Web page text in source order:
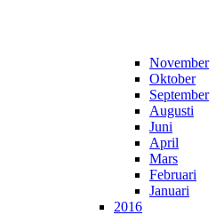
November
Oktober
September
Augusti
Juni
April
Mars
Februari
Januari
2016